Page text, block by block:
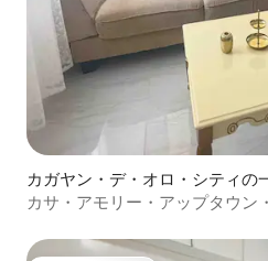
カガヤン・デ・オロ・シティの
カサ・アモリー・アップタウン